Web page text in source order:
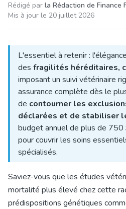
Rédigé par la Rédaction de Finance
Mis à jour le 20 juillet 2026
L'essentiel à retenir :
des fragilités héréditaires,
imposant un suivi vétérinaire
assurance complète dès le
de contourner les
déclarées et de stabiliser
budget annuel de plus de
pour couvrir les soins
spécialisés.
Saviez-vous que les études
mortalité plus élevé chez cette
prédispositions génétiques